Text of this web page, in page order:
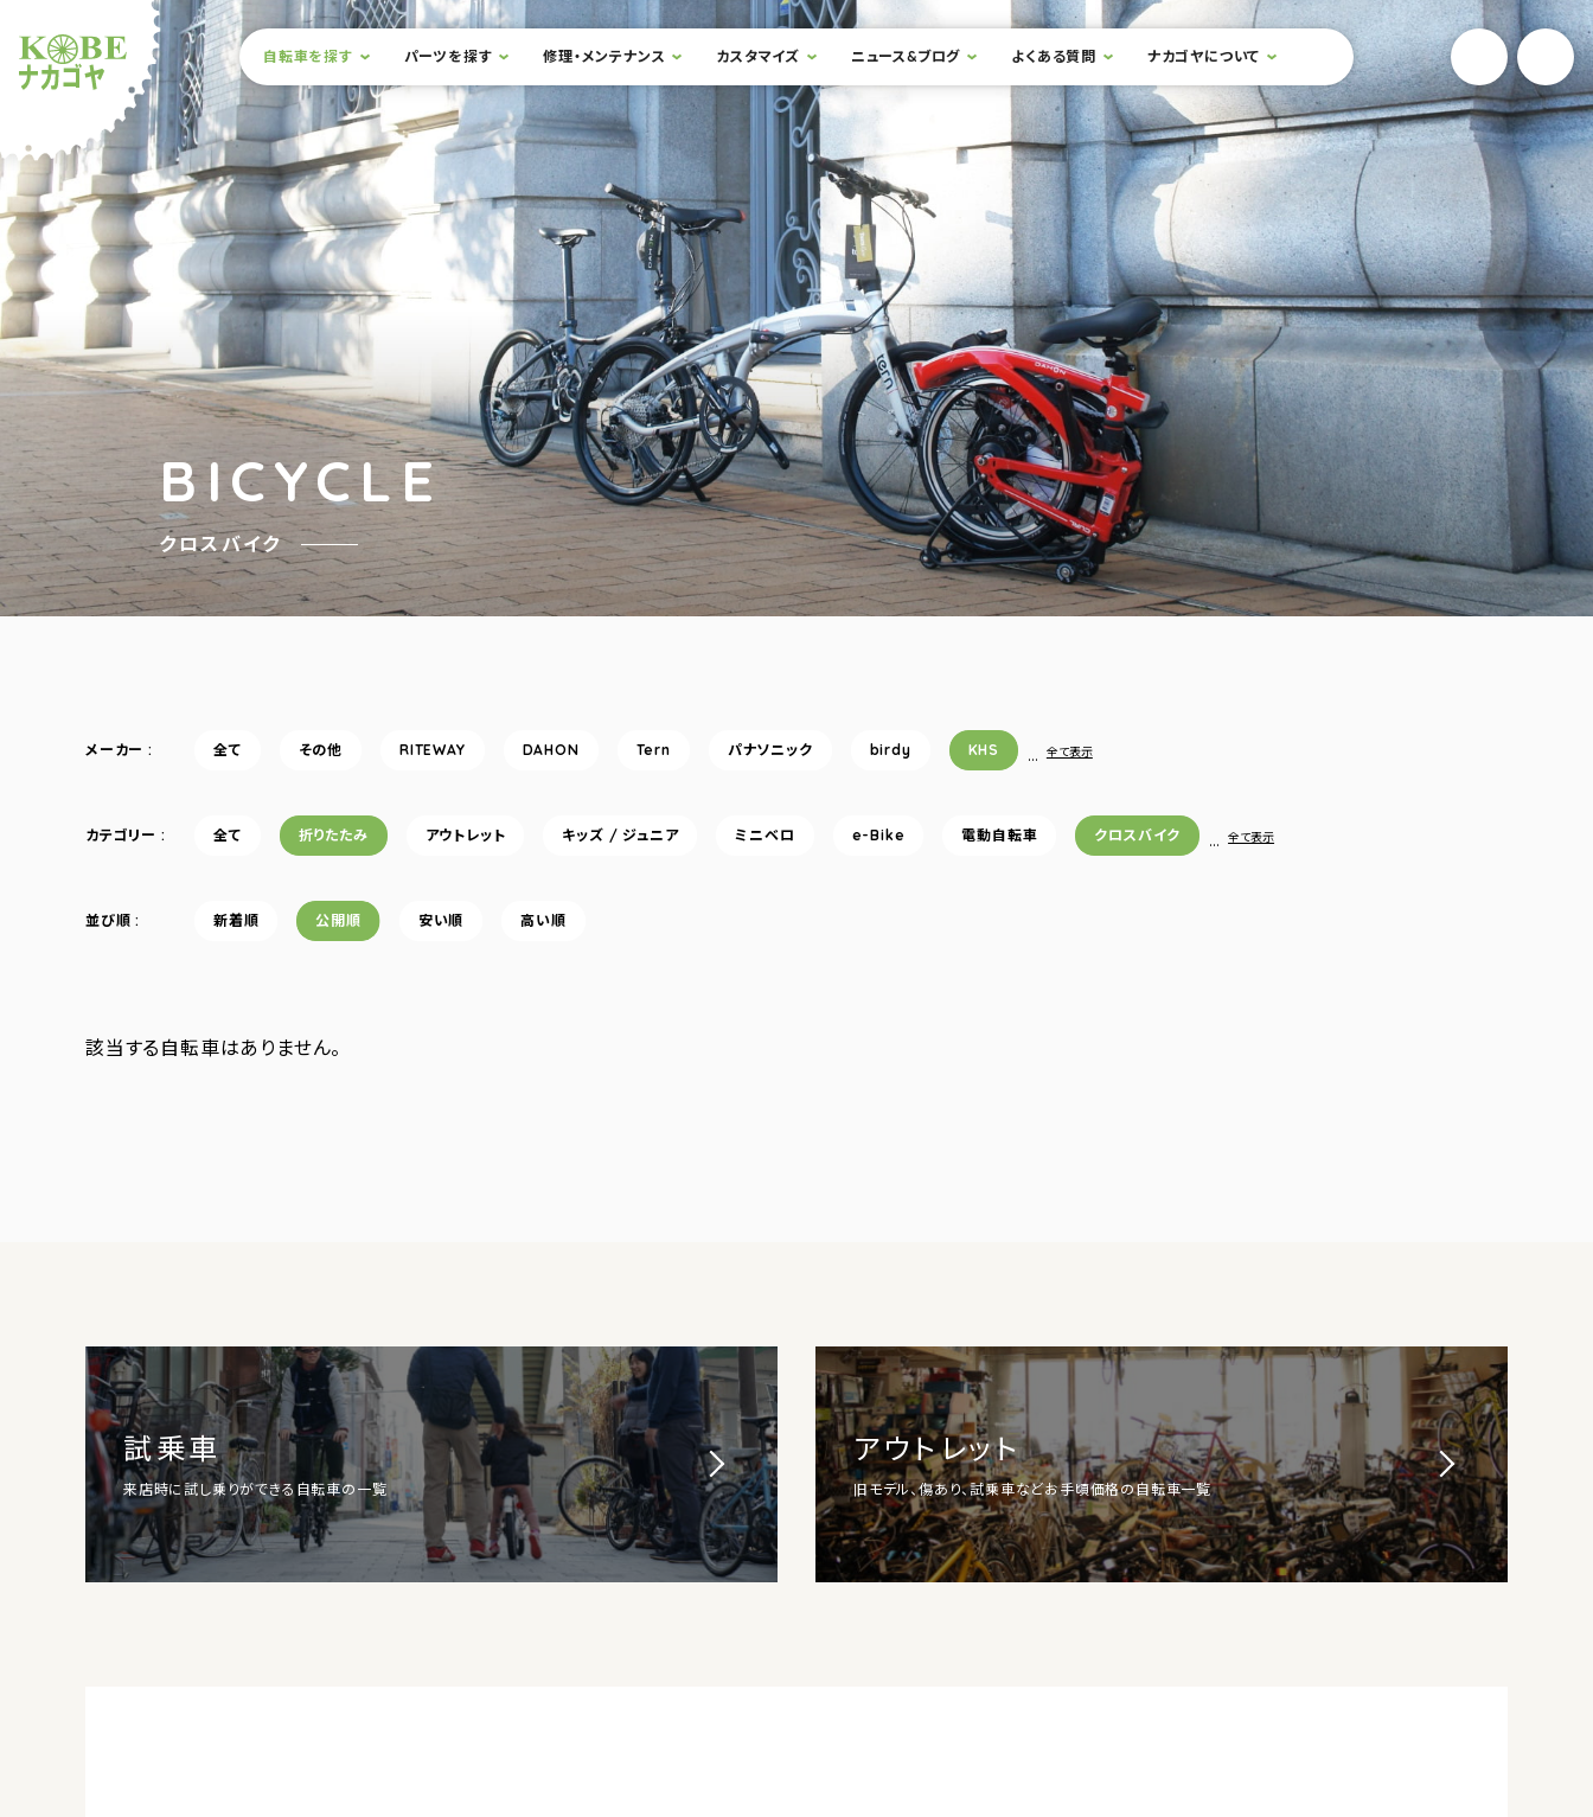
ショップナカゴヤ
サイト内メニュー
本文までスキップ
自転車を探す パーツを探す 修理・メンテナンス カスタマイズ ニュース&ブログ よくある質問 ナカゴヤについて 検索フォームを開閉する YouTube
BICYCLE
クロスバイク
メーカー 全て その他 RITEWAY DAHON Tern パナソニック birdy KHS … 全て表示
カテゴリー 全て 折りたたみ アウトレット キッズ / ジュニア ミニベロ e-Bike 電動自転車 クロスバイク … 全て表示
並び順 新着順 公開順 安い順 高い順
該当する自転車はありません。
試乗車
来店時に試し乗りができる自転車の一覧
アウトレット
旧モデル、傷あり、試乗車などお手頃価格の自転車一覧